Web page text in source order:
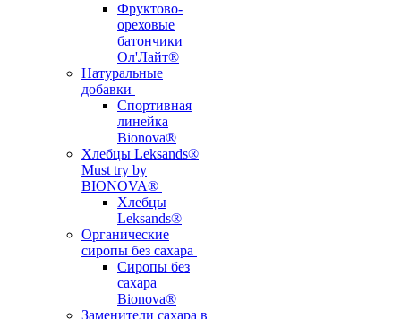
Фруктово-
ореховые
батончики
Ол'Лайт®
Натуральные
добавки
Спортивная
линейка
Bionova®
Хлебцы Leksands®
Must try by
BIONOVA®
Хлебцы
Leksands®
Органические
сиропы без сахара
Сиропы без
сахара
Bionova®
Заменители сахара в